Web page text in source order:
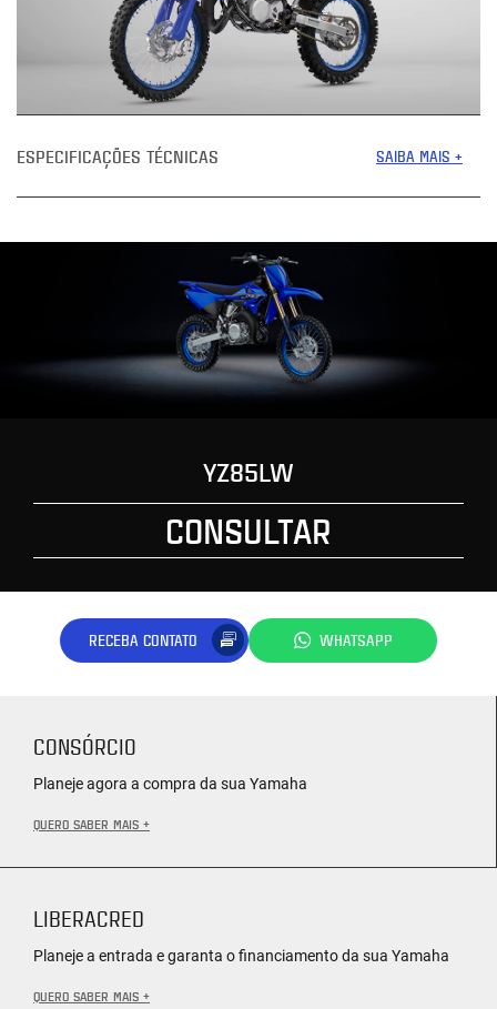
ESPECIFICAÇÕES TÉCNICAS SAIBA MAIS +
YZ85LW
CONSULTAR
RECEBA CONTATO WHATSAPP
CONSÓRCIO
Planeje agora a compra da sua Yamaha
QUERO SABER MAIS +
LIBERACRED
Planeje a entrada e garanta o financiamento da sua Yamaha
QUERO SABER MAIS +